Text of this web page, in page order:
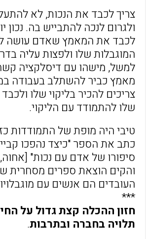
צריך לכבד את הנכות, לא
ולגרום לנכה להתבייש בה. נכון
לכבד את המאמץ שאדם עושה
המוגבלות שלו ולפצות עליה
למשל, מישהו עם דיסלקציה
מאמץ כביר להשתלב בעבודה
צריכים להכיר בליקוי שלו
שלו להתמודד עם הליקוי.
טיבי היה מופת של התמודדות
כתב את הספר "כיצד נהפכו
והקים הוצאת ספרים מסחרית
העובדים הם אנשים עם
***
חזון ההכלה קצת גדול על
תלויה בחברה ובתרבות.